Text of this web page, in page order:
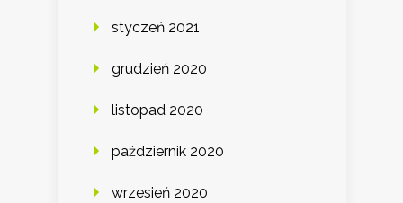
styczeń 2021
grudzień 2020
listopad 2020
październik 2020
wrzesień 2020